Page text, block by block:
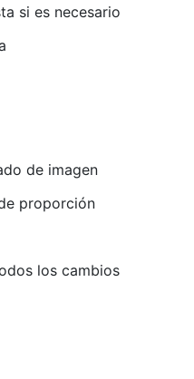
si es necesario
de imagen
proporción
los cambios